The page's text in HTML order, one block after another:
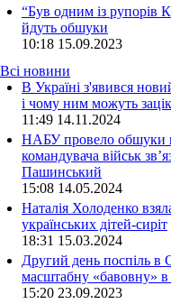
“Був одним із рупорів
йдуть обшуки
10:18 15.09.2023
Всі новини
В Україні з'явився
і чому ним можуть
11:49 14.11.2024
НАБУ провело обшуки
командувача військ
Пашинський
15:08 14.05.2024
Наталія Холоденко
українських дітей-сиріт
18:31 15.03.2024
Другий день поспіль в
масштабну «бавовну»
15:20 23.09.2023